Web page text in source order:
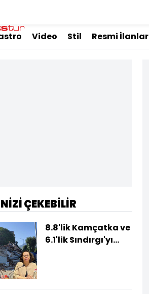
Video Stil Resmi İlanlar
ÇEKEBİLİR
8.8'lik Kamçatka ve
6.1'lik Sındırgı'yı